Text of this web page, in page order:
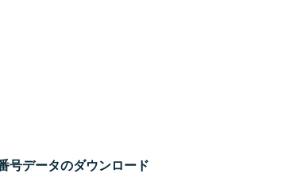
号データのダウンロード